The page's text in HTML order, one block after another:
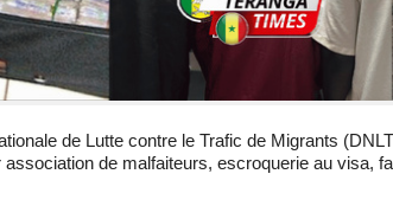
de Lutte contre le Trafic de Migrants
association de malfaiteurs, escroquerie au visa,